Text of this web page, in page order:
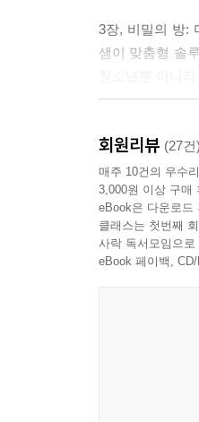
세상에서 가장
너지예요. ---
여러분, 세상에
러분, 꼭 기억
--- p.239
3장, 비밀의 방:
샘이 맞춤형 솔
직접 찍은 사진
청소년들에게
5장, 청소년 묻
청소년들이 평
열심히 두드리
“오늘 내가 겪
회원리뷰 (27건)
매주 10건의 우수
3,000원 이상 구매
eBook은 다운로드
클래스는 첫번째
사락 독서모임으
eBook 페이백,